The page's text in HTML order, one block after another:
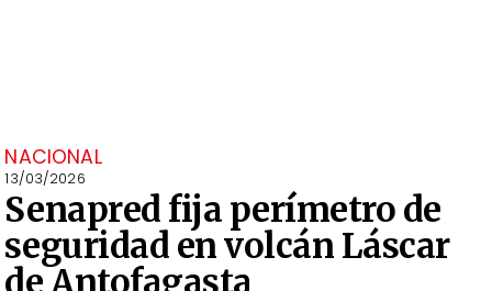
NACIONAL
13/03/2026
Senapred fija perímetro de
seguridad en volcán Láscar
de Antofagasta